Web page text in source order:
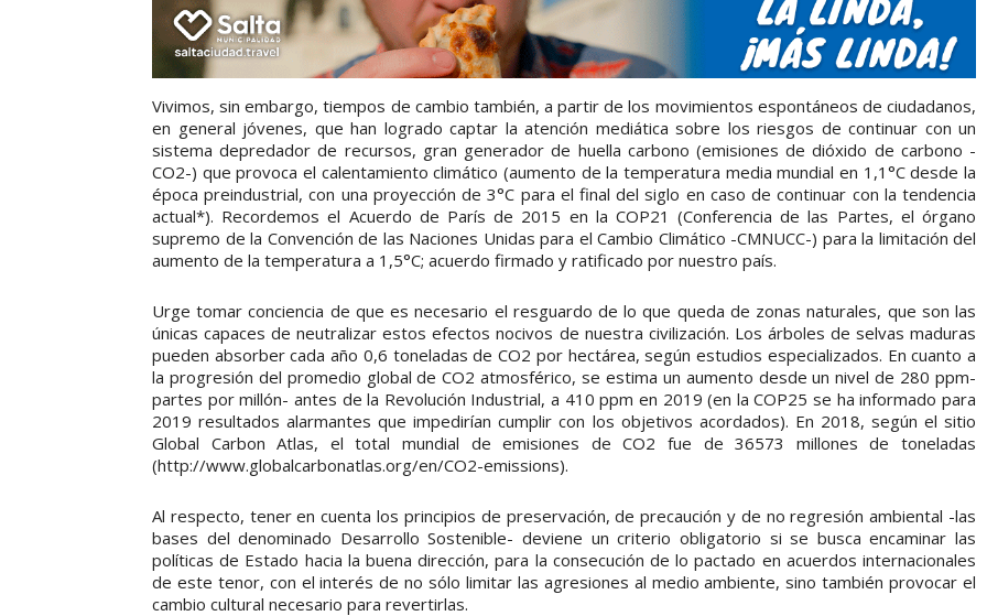
Vivimos, sin embargo, tiempos de cambio también, a partir de los movimientos espontáneos de ciudadanos,
en general jóvenes, que han logrado captar la atención mediática sobre los riesgos de continuar con un
sistema depredador de recursos, gran generador de huella carbono (emisiones de dióxido de carbono -
CO2-) que provoca el calentamiento climático (aumento de la temperatura media mundial en 1,1°C desde la
época preindustrial, con una proyección de 3°C para el final del siglo en caso de continuar con la tendencia
actual*). Recordemos el Acuerdo de París de 2015 en la COP21 (Conferencia de las Partes, el órgano
supremo de la Convención de las Naciones Unidas para el Cambio Climático -CMNUCC-) para la limitación del
aumento de la temperatura a 1,5°C; acuerdo firmado y ratificado por nuestro país.
Urge tomar conciencia de que es necesario el resguardo de lo que queda de zonas naturales, que son las
únicas capaces de neutralizar estos efectos nocivos de nuestra civilización. Los árboles de selvas maduras
pueden absorber cada año 0,6 toneladas de CO2 por hectárea, según estudios especializados. En cuanto a
la progresión del promedio global de CO2 atmosférico, se estima un aumento desde un nivel de 280 ppm-
partes por millón- antes de la Revolución Industrial, a 410 ppm en 2019 (en la COP25 se ha informado para
2019 resultados alarmantes que impedirían cumplir con los objetivos acordados). En 2018, según el sitio
Global Carbon Atlas, el total mundial de emisiones de CO2 fue de 36573 millones de toneladas
(http://www.globalcarbonatlas.org/en/CO2-emissions).
Al respecto, tener en cuenta los principios de preservación, de precaución y de no regresión ambiental -las
bases del denominado Desarrollo Sostenible- deviene un criterio obligatorio si se busca encaminar las
políticas de Estado hacia la buena dirección, para la consecución de lo pactado en acuerdos internacionales
de este tenor, con el interés de no sólo limitar las agresiones al medio ambiente, sino también provocar el
cambio cultural necesario para revertirlas.